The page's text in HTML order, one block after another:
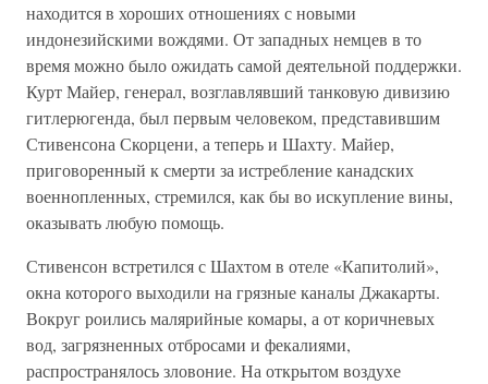
находится в хороших отношениях с новыми
индонезийскими вождями. От западных немцев в то
время можно было ожидать самой деятельной поддержки.
Курт Майер, генерал, возглавлявший танковую дивизию
гитлерюгенда, был первым человеком, представившим
Стивенсона Скорцени, а теперь и Шахту. Майер,
приговоренный к смерти за истребление канадских
военнопленных, стремился, как бы во искупление вины,
оказывать любую помощь.
Стивенсон встретился с Шахтом в отеле «Капитолий»,
окна которого выходили на грязные каналы Джакарты.
Вокруг роились малярийные комары, а от коричневых
вод, загрязненных отбросами и фекалиями,
распространялось зловоние. На открытом воздухе